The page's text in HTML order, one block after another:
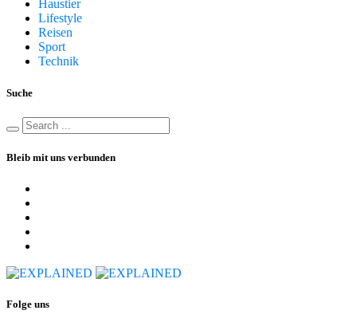
Haustier
Lifestyle
Reisen
Sport
Technik
Suche
Bleib mit uns verbunden
Folge uns